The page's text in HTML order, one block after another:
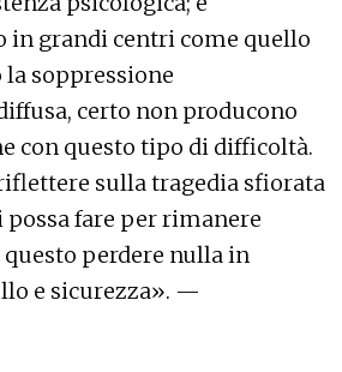
in grandi centri come quello
la soppressione
certo non producono
con questo tipo di difficoltà.
sulla tragedia sfiorata
possa fare per rimanere
perdere nulla in
e sicurezza». —